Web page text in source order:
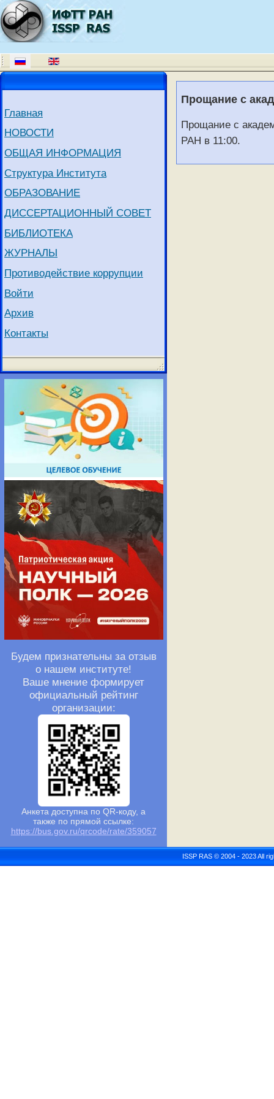
Главная
НОВОСТИ
ОБЩАЯ ИНФОРМАЦИЯ
Структура Института
ОБРАЗОВАНИЕ
ДИССЕРТАЦИОННЫЙ СОВЕТ
БИБЛИОТЕКА
ЖУРНАЛЫ
Противодействие коррупции
Войти
Архив
Контакты
Будем признательны за отзыв
о нашем институте!
Ваше мнение формирует
официальный рейтинг
организации:
Анкета доступна по QR-коду, а
также по прямой ссылке:
https://bus.gov.ru/qrcode/rate/359057
Прощание с
Прощание с
РАН в 11:00.
ISSP RAS © 2004 - 2023 All